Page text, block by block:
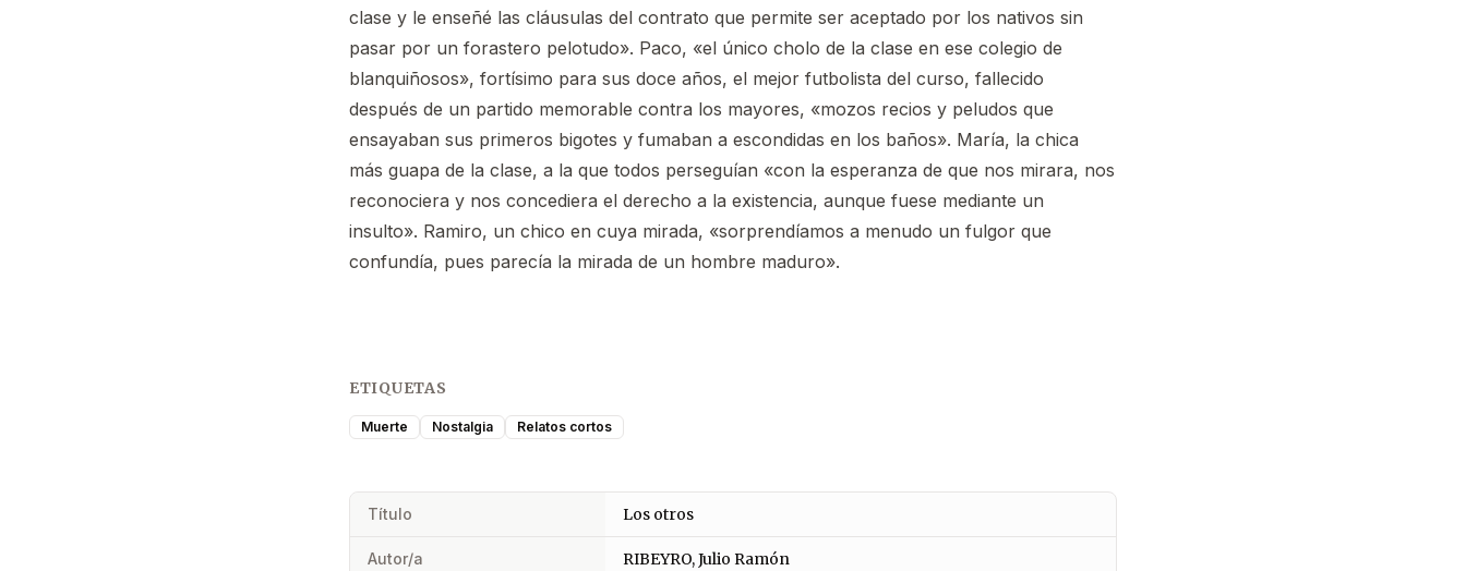
clase y le enseñé las cláusulas del contrato que permite ser aceptado por los nativos sin
pasar por un forastero pelotudo». Paco, «el único cholo de la clase en ese colegio de
blanquiñosos», fortísimo para sus doce años, el mejor futbolista del curso, fallecido
después de un partido memorable contra los mayores, «mozos recios y peludos que
ensayaban sus primeros bigotes y fumaban a escondidas en los baños». María, la chica
más guapa de la clase, a la que todos perseguían «con la esperanza de que nos mirara, nos
reconociera y nos concediera el derecho a la existencia, aunque fuese mediante un
insulto». Ramiro, un chico en cuya mirada, «sorprendíamos a menudo un fulgor que
confundía, pues parecía la mirada de un hombre maduro».
ETIQUETAS
Muerte Nostalgia Relatos cortos
Título Los otros
Autor/a RIBEYRO, Julio Ramón